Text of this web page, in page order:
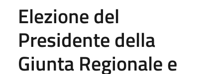
Elezione del
Presidente della
Giunta Regionale e